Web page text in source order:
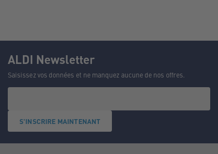
ALDI Newsletter
Saisissez vos données et ne manquez aucune de nos offres.
S'INSCRIRE MAINTENANT